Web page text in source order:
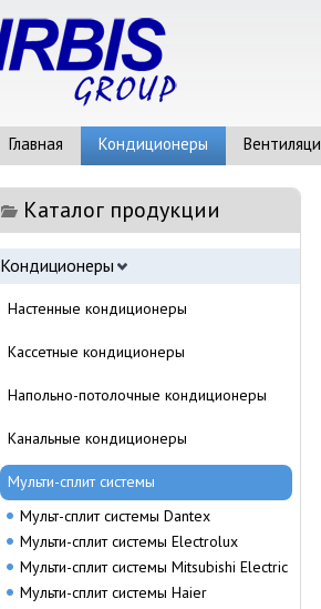
Главная Кондиционеры
Каталог продукции
Кондиционеры
Настенные кондиционеры
Кассетные кондиционеры
Напольно-потолочные кондиционеры
Канальные кондиционеры
Мульти-сплит системы
Мульт-сплит системы Dantex
Мульти-сплит системы Electrolux
Мульти-сплит системы Mitsubishi Electric
Мульти-сплит системы Haier